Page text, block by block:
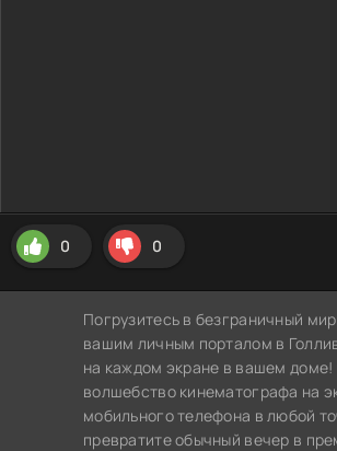
0 0
Погрузитесь в безграничный
вашим личным порталом в
на каждом экране в вашем
волшебство кинематографа на
мобильного телефона в любой
превратите обычный вечер в